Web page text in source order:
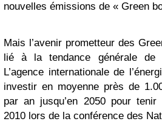
nouvelles émissions de « Green
Mais l’avenir prometteur des
lié à la tendance générale de
L’agence internationale de
investir en moyenne près de
par an jusqu’en 2050 pour
2010 lors de la conférence des